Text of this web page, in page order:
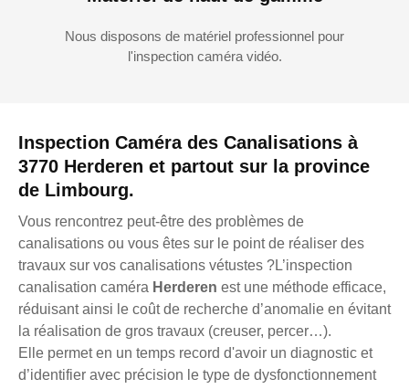
Inspection Caméra des Canalisations à
3770 Herderen et partout sur la province
de Limbourg.
Vous rencontrez peut-être des problèmes de
canalisations ou vous êtes sur le point de réaliser des
travaux sur vos canalisations vétustes ?L’inspection
canalisation caméra Herderen est une méthode efficace,
réduisant ainsi le coût de recherche d’anomalie en évitant
la réalisation de gros travaux (creuser, percer…).
Elle permet en un temps record d'avoir un diagnostic et
d’identifier avec précision le type de dysfonctionnement
Nous disposons de matériel professionnel pour
l'inspection caméra vidéo.